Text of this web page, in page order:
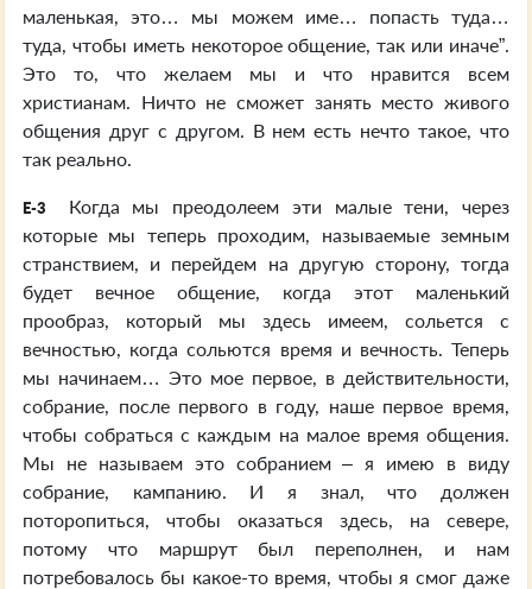
маленькая, это… мы можем име… попасть туда…
туда, чтобы иметь некоторое общение, так или иначе”.
Это то, что желаем мы и что нравится всем
христианам. Ничто не сможет занять место живого
общения друг с другом. В нем есть нечто такое, что
так реально.
E-3
Когда мы преодолеем эти малые тени, через
которые мы теперь проходим, называемые земным
странствием, и перейдем на другую сторону, тогда
будет вечное общение, когда этот маленький
прообраз, который мы здесь имеем, сольется с
вечностью, когда сольются время и вечность. Теперь
мы начинаем… Это мое первое, в действительности,
собрание, после первого в году, наше первое время,
чтобы собраться с каждым на малое время общения.
Мы не называем это собранием – я имею в виду
собрание, кампанию. И я знал, что должен
поторопиться, чтобы оказаться здесь, на севере,
потому что маршрут был переполнен, и нам
потребовалось бы какое-то время, чтобы я смог даже